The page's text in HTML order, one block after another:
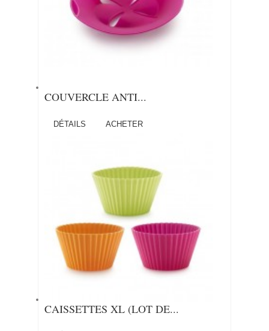
COUVERCLE ANTI...
DÉTAILS ACHETER
CAISSETTES XL (LOT DE...